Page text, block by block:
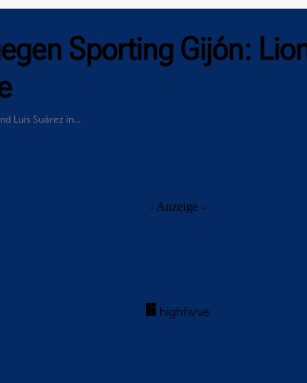
Sporting Gijón:
Luis Suárez in...
- Anzeige -